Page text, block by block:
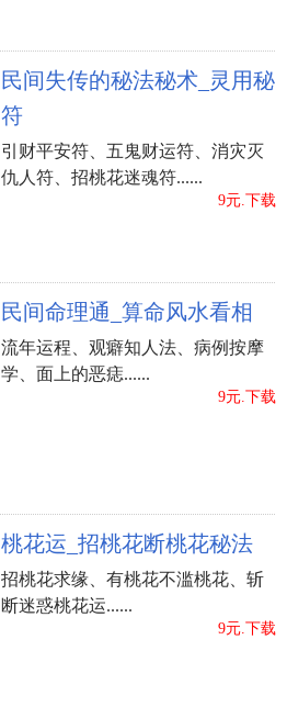
民间失传的秘法秘术_灵用秘
符
引财平安符、五鬼财运符、消灾灭
仇人符、招桃花迷魂符......
9元.下载
民间命理通_算命风水看相
流年运程、观癖知人法、病例按摩
学、面上的恶痣......
9元.下载
桃花运_招桃花断桃花秘法
招桃花求缘、有桃花不滥桃花、斩
断迷惑桃花运......
9元.下载